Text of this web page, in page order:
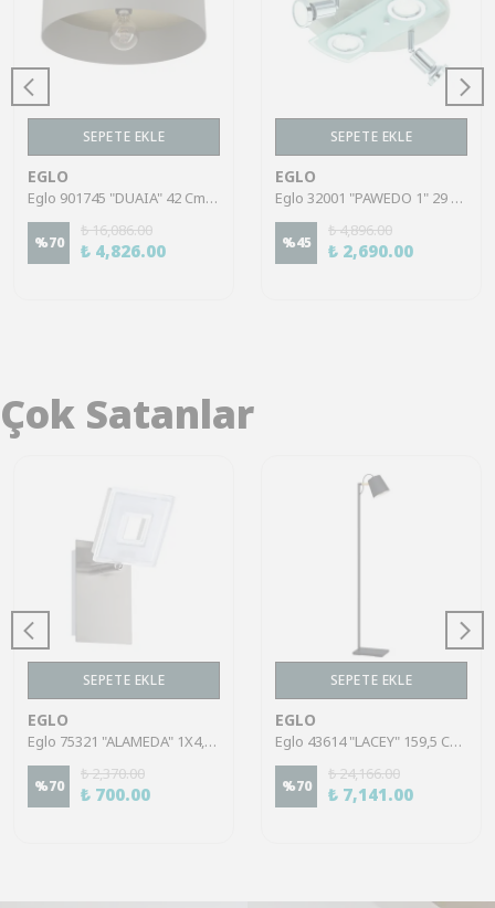
SEPETE EKLE
EGLO
Eglo 901745 "DUAIA" 42 Cm Çapında Koyu Gri Çelik Tavan Armatürü
%70
₺ 16,086.00
₺ 4,826.00
SEPETE EKLE
EGLO
Eglo 32001 "PAWEDO 1" 29 Cm Çapında Nikel Mat, Krom Çelik Tavan Armatürü
%45
₺ 4,896.00
₺ 2,690.00
Çok Satanlar
SEPETE EKLE
EGLO
Eglo 75321 "ALAMEDA" 1X4,5W Çelik Nikel Mat Sıva Üstü Spot
%70
₺ 2,370.00
₺ 700.00
SEPETE EKLE
EGLO
Eglo 43614 "LACEY" 159,5 Cm Yüksekliğinde Çelik, Ahşap Köşe Lambası Lambader
%70
₺ 24,166.00
₺ 7,141.00